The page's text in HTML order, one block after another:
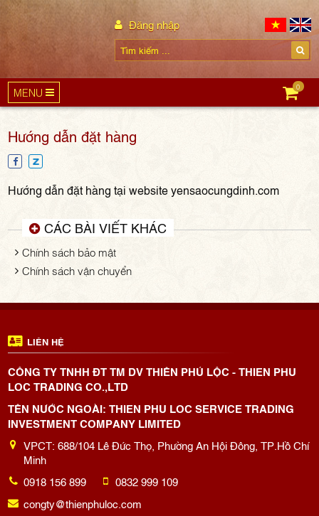
Đăng nhập
MENU 0
Hướng dẫn đặt hàng
Hướng dẫn đặt hàng tại website yensaocungdinh.com
CÁC BÀI VIẾT KHÁC
Chính sách bảo mật
Chính sách vận chuyển
LIÊN HỆ
CÔNG TY TNHH ĐT TM DV THIÊN PHÚ LỘC - THIEN PHU
LOC TRADING CO.,LTD
TÊN NƯỚC NGOÀI: THIEN PHU LOC SERVICE TRADING
INVESTMENT COMPANY LIMITED
VPCT: 688/104 Lê Đức Thọ, Phường An Hội Đông, TP.Hồ Chí
Minh
0918 156 899
0832 999 109
congty@thienphuloc.com